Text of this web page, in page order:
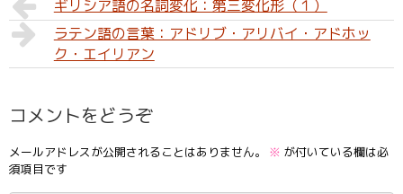
ギリシア語の名詞変化：第三変化形（１）
ラテン語の言葉：アドリブ・アリバイ・アドホッ
ク・エイリアン
コメントをどうぞ
メールアドレスが公開されることはありません。 ※ が付いている欄は必
須項目です